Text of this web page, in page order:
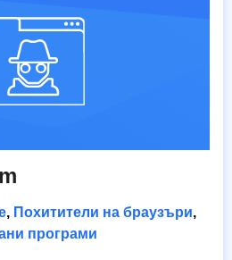
, Похитители на браузъри,
програми